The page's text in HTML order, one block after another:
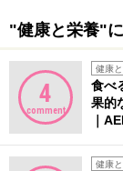
"健康と栄養"
4
comment
健康
食べ
果的
｜
健康